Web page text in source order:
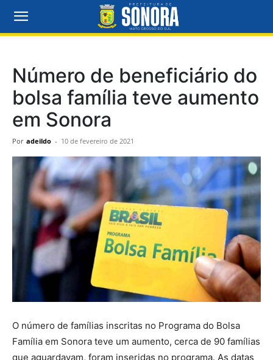
Número de beneficiário do
bolsa família teve aumento
em Sonora
Por adeildo - 10 de fevereiro de 2021
O número de famílias inscritas no Programa do Bolsa
Família em Sonora teve um aumento, cerca de 90 famílias
que aguardavam, foram inseridas no programa. As datas